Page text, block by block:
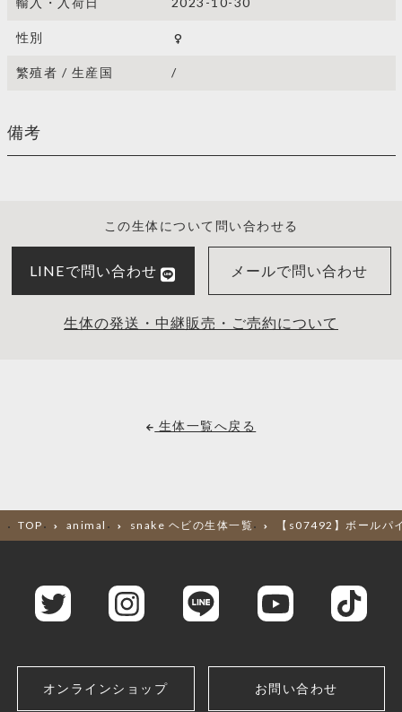
性別 female
繁殖者 / 生産国 /
備考
この生体について問い合わせる
LINEで問い合わせ メールで問い合わせ
生体の発送・中継販売・ご売約について
生体一覧へ戻る
TOP animal snake ヘビの生体一覧 【s07492】ボールパ
オンラインショップ お問い合わせ